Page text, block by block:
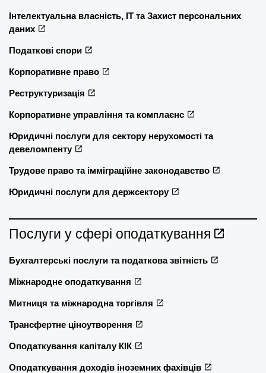
Інтелектуальна власність, ІТ та Захист персональних
даних
Податкові спори
Корпоративне право
Реструктуризація
Корпоративне управління та комплаєнс
Юридичні послуги для сектору нерухомості та
девеломпенту
Трудове право та імміграційне законодавство
Юридичні послуги для держсектору
Послуги у сфері оподаткування
Бухгалтерські послуги та податкова звітність
Міжнародне оподаткування
Митниця та міжнародна торгівля
Трансфертне ціноутворення
Оподаткування капіталу КІК
Оподаткування доходів іноземних фахівців